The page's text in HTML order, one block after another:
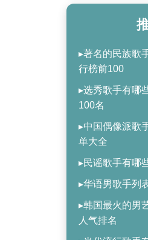
▸著名的民族歌
行榜前100
▸选秀歌手有哪
100名
▸中国偶像派歌
单大全
▸民谣歌手有哪
▸华语男歌手列
▸韩国最火的男
人气排名